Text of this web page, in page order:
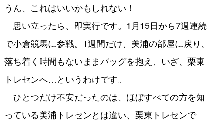
うん、これはいいかもしれない！
思い立ったら、即実行です。1月15日から7週連続
で小倉競馬に参戦。1週間だけ、美浦の部屋に戻り、
落ち着く時間もないままバッグを抱え、いざ、栗東
トレセンへ…というわけです。
ひとつだけ不安だったのは、ほぼすべての方を知
っている美浦トレセンとは違い、栗東トレセンで